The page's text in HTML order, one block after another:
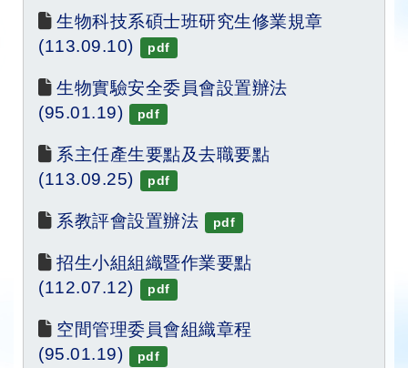
生物科技系碩士班研究生修業規章
(113.09.10)
pdf
生物實驗安全委員會設置辦法
(95.01.19)
pdf
系主任產生要點及去職要點
(113.09.25)
pdf
系教評會設置辦法 pdf
招生小組組織暨作業要點
(112.07.12)
pdf
空間管理委員會組織章程
(95.01.19)
pdf